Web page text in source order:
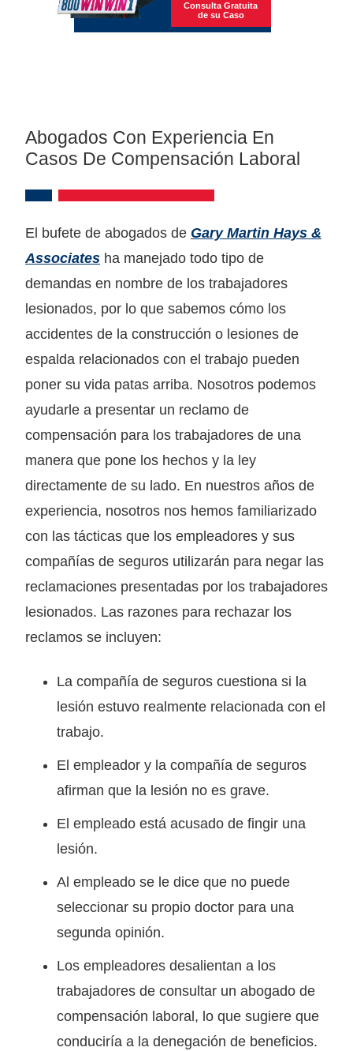
Consulta Gratuita
de su Caso
Abogados Con Experiencia En
Casos De Compensación Laboral
El bufete de abogados de Gary Martin Hays &
Associates ha manejado todo tipo de
demandas en nombre de los trabajadores
lesionados, por lo que sabemos cómo los
accidentes de la construcción o lesiones de
espalda relacionados con el trabajo pueden
poner su vida patas arriba. Nosotros podemos
ayudarle a presentar un reclamo de
compensación para los trabajadores de una
manera que pone los hechos y la ley
directamente de su lado. En nuestros años de
experiencia, nosotros nos hemos familiarizado
con las tácticas que los empleadores y sus
compañías de seguros utilizarán para negar las
reclamaciones presentadas por los trabajadores
lesionados. Las razones para rechazar los
reclamos se incluyen:
La compañía de seguros cuestiona si la
lesión estuvo realmente relacionada con el
trabajo.
El empleador y la compañía de seguros
afirman que la lesión no es grave.
El empleado está acusado de fingir una
lesión.
Al empleado se le dice que no puede
seleccionar su propio doctor para una
segunda opinión.
Los empleadores desalientan a los
trabajadores de consultar un abogado de
compensación laboral, lo que sugiere que
conduciría a la denegación de beneficios.